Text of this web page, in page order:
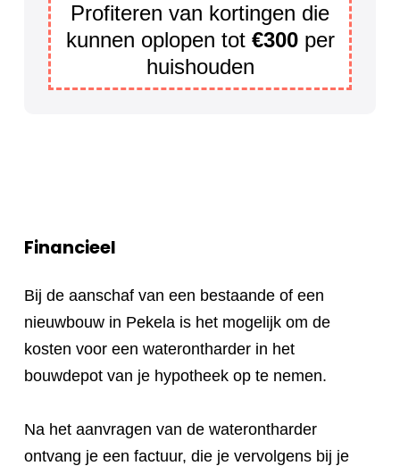
Profiteren van kortingen die
kunnen oplopen tot €300 per
huishouden
Financieel
Bij de aanschaf van een bestaande of een
nieuwbouw in Pekela is het mogelijk om de
kosten voor een waterontharder in het
bouwdepot van je hypotheek op te nemen.
Na het aanvragen van de waterontharder
ontvang je een factuur, die je vervolgens bij je